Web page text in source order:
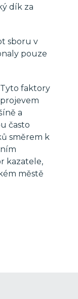
dík za
sboru v
pouze
Tyto faktory
a
často
směrem k
kazatele,
městě